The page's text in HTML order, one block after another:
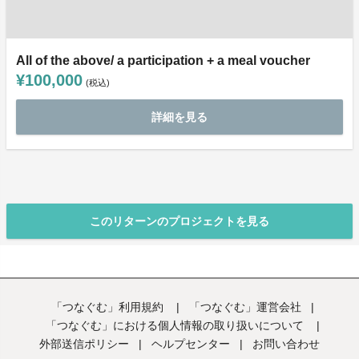
All of the above/ a participation + a meal voucher
¥100,000 (税込)
詳細を見る
このリターンのプロジェクトを見る
「つなぐむ」利用規約 | 「つなぐむ」運営会社
|
「つなぐむ」における個人情報の取り扱いについて
|
外部送信ポリシー
| ヘルプセンター | お問い合わせ